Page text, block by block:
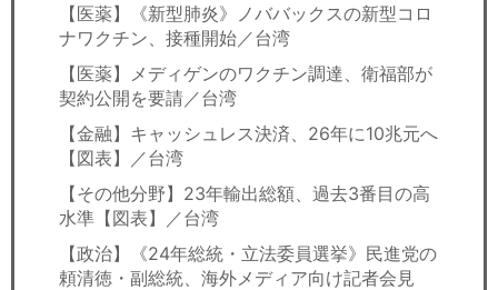
【医薬】《新型肺炎》ノババックスの新型コロ
ナワクチン、接種開始／台湾
【医薬】メディゲンのワクチン調達、衛福部が
契約公開を要請／台湾
【金融】キャッシュレス決済、26年に10兆元へ
【図表】／台湾
【その他分野】23年輸出総額、過去3番目の高
水準【図表】／台湾
【政治】《24年総統・立法委員選挙》民進党の
頼清徳・副総統、海外メディア向け記者会見